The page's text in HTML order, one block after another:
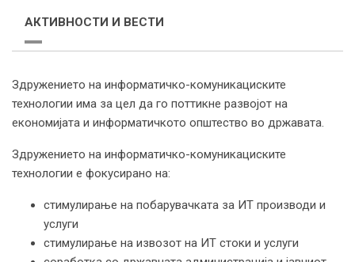
АКТИВНОСТИ И ВЕСТИ
Здружението на информатичко-комуникациските
технологии има за цел да го поттикне развојот на
економијата и информатичкото општество во државата.
Здружението на информатичко-комуникациските
технологии е фокусирано на:
стимулирање на побарувачката за ИТ производи и
услуги
стимулирање на извозот на ИТ стоки и услуги